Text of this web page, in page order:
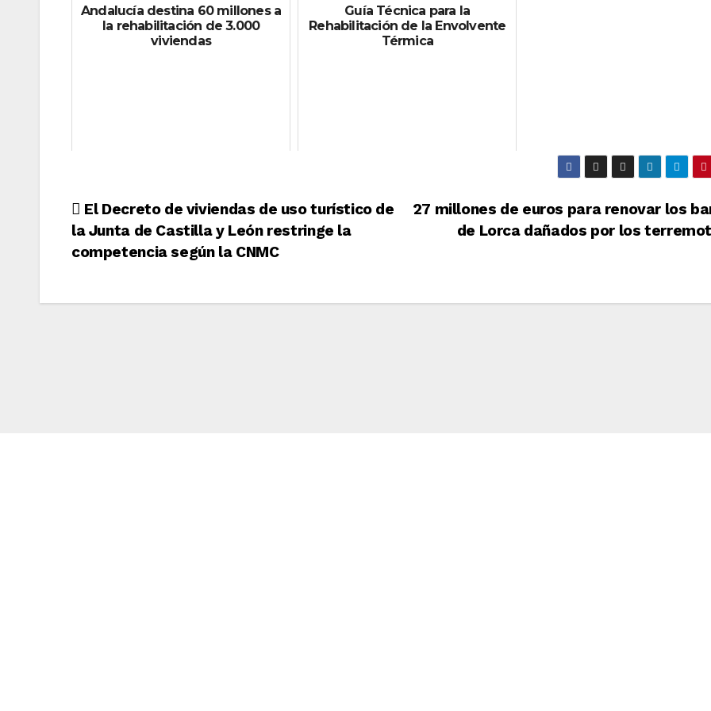
Andalucía destina 60 millones a
la rehabilitación de 3.000
viviendas
Guía Técnica para la
Rehabilitación de la Envolvente
Térmica
Navegación
de
27 millones de euros para renovar los
de Lorca dañados por los
El Decreto de viviendas de uso turístico de
la Junta de Castilla y León restringe la
competencia según la CNMC